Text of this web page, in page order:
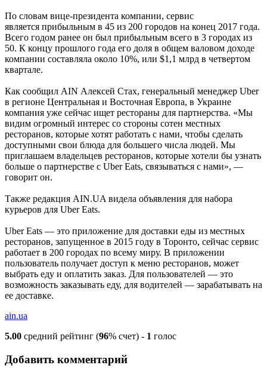
По словам вице-президента компании, сервис
является прибыльным в 45 из 200 городов на конец 2017 года.
Всего годом ранее он был прибыльным всего в 3 городах из
50. К концу прошлого года его доля в общем валовом доходе
компании составляла около 10%, или $1,1 млрд в четвертом
квартале.
Как сообщил AIN Алексей Стах, генеральный менеджер Uber
в регионе Центральная и Восточная Европа, в Украине
компания уже сейчас ищет рестораны для партнерства. «Мы
видим огромный интерес со стороны сотен местных
ресторанов, которые хотят работать с нами, чтобы сделать
доступными свои блюда для большего числа людей. Мы
приглашаем владельцев ресторанов, которые хотели бы узнать
больше о партнерстве с Uber Eats, связываться с нами», —
говорит он.
Также редакция AIN.UA видела объявления для набора
курьеров для Uber Eats.
Uber Eats — это приложение для доставки еды из местных
ресторанов, запущенное в 2015 году в Торонто, сейчас сервис
работает в 200 городах по всему миру. В приложении
пользователь получает доступ к меню ресторанов, может
выбрать еду и оплатить заказ. Для пользователей — это
возможность заказывать еду, для водителей — зарабатывать на
ее доставке.
ain.ua
5.00 средний рейтинг (96% счет) - 1 голос
Добавить комментарий